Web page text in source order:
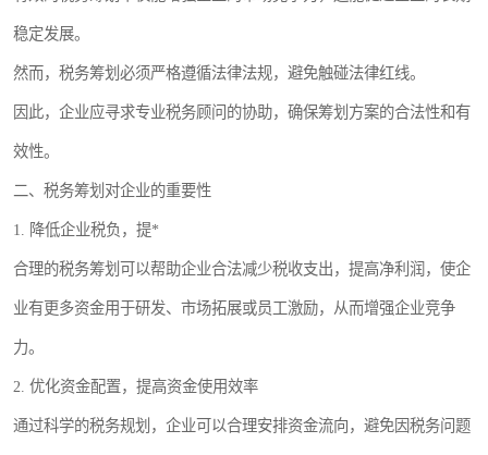
稳定发展。
然而，税务筹划必须严格遵循法律法规，避免触碰法律红线。
因此，企业应寻求专业税务顾问的协助，确保筹划方案的合法性和有
效性。
二、税务筹划对企业的重要性
1. 降低企业税负，提*
合理的税务筹划可以帮助企业合法减少税收支出，提高净利润，使企
业有更多资金用于研发、市场拓展或员工激励，从而增强企业竞争
力。
2. 优化资金配置，提高资金使用效率
通过科学的税务规划，企业可以合理安排资金流向，避免因税务问题